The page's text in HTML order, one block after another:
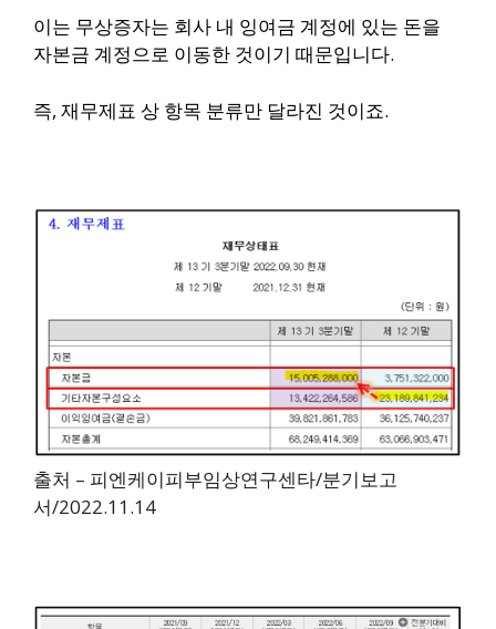
이는 무상증자는 회사 내 잉여금 계정에 있는 돈을
자본금 계정으로 이동한 것이기 때문입니다.
즉, 재무제표 상 항목 분류만 달라진 것이죠.
출처 – 피엔케이피부임상연구센타/분기보고
서/2022.11.14